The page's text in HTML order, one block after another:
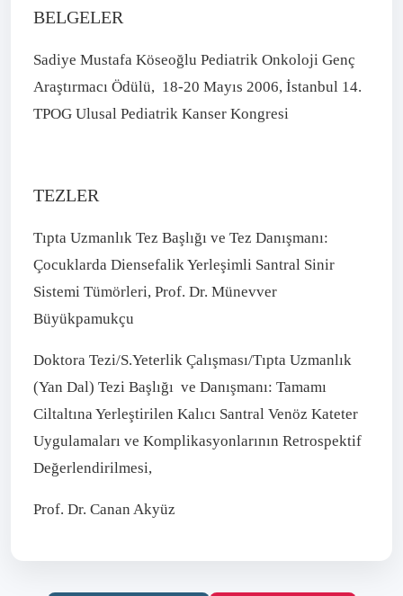
BELGELER
Sadiye Mustafa Köseoğlu Pediatrik Onkoloji Genç
Araştırmacı Ödülü, 18-20 Mayıs 2006, İstanbul 14.
TPOG Ulusal Pediatrik Kanser Kongresi
TEZLER
Tıpta Uzmanlık Tez Başlığı ve Tez Danışmanı:
Çocuklarda Diensefalik Yerleşimli Santral Sinir
Sistemi Tümörleri, Prof. Dr. Münevver
Büyükpamukçu
Doktora Tezi/S.Yeterlik Çalışması/Tıpta Uzmanlık
(Yan Dal) Tezi Başlığı ve Danışmanı: Tamamı
Ciltaltına Yerleştirilen Kalıcı Santral Venöz Kateter
Uygulamaları ve Komplikasyonlarının Retrospektif
Değerlendirilmesi,
Prof. Dr. Canan Akyüz